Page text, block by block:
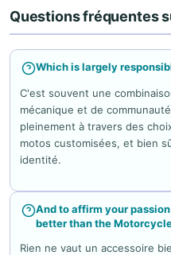
Questions fréquentes
Which is largely
C'est souvent une
mécanique et de
pleinement à travers des
motos customisées, et bien
identité.
And to affirm your
better than the
Rien ne vaut un accessoire